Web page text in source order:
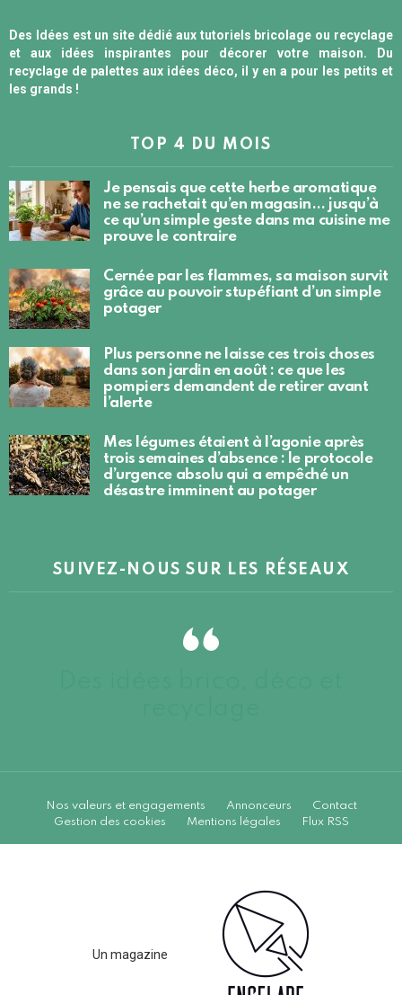
Des Idées est un site dédié aux tutoriels bricolage ou recyclage
et aux idées inspirantes pour décorer votre maison. Du
recyclage de palettes aux idées déco, il y en a pour les petits et
les grands !
TOP 4 DU MOIS
Je pensais que cette herbe aromatique
ne se rachetait qu’en magasin… jusqu’à
ce qu’un simple geste dans ma cuisine me
prouve le contraire
Cernée par les flammes, sa maison survit
grâce au pouvoir stupéfiant d’un simple
potager
Plus personne ne laisse ces trois choses
dans son jardin en août : ce que les
pompiers demandent de retirer avant
l’alerte
Mes légumes étaient à l’agonie après
trois semaines d’absence : le protocole
d’urgence absolu qui a empêché un
désastre imminent au potager
SUIVEZ-NOUS SUR LES RÉSEAUX
Nos valeurs et engagements Annonceurs
Contact
Gestion des cookies
Mentions légales Flux RSS
Un magazine